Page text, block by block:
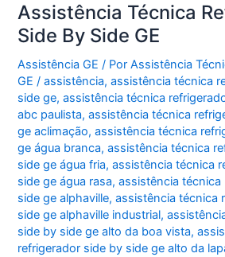
Assistência Técnica
Side By Side GE
Assistência GE / PorAssistência
GE/assistência,assistência técnica
side ge,assistência técnica
abc paulista,assistência técnica
ge aclimação,assistência técnica
ge água branca,assistência técnica
side ge água fria,assistência técnica
side ge água rasa,assistência
side ge alphaville,assistência técnica
side ge alphaville industrial,
side by side ge alto da boa vista,
refrigerador side by side ge alto da